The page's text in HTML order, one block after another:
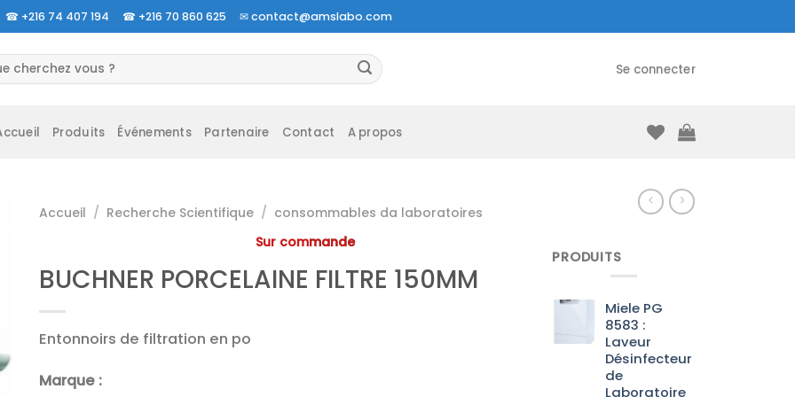
☎ +216 74 407 194 ☎ +216 70 860 625 ✉contact@amslabo.com
Se connecter
Produits Événements Partenaire Contact A propos
Accueil / Recherche Scientifique / consommables da laboratoires
Sur commande
BUCHNER PORCELAINE FILTRE 150MM
Entonnoirs de filtration en po
Marque :
PRODUITS
Miele PG
8583 :
Laveur
Désinfecteur
de
Laboratoire